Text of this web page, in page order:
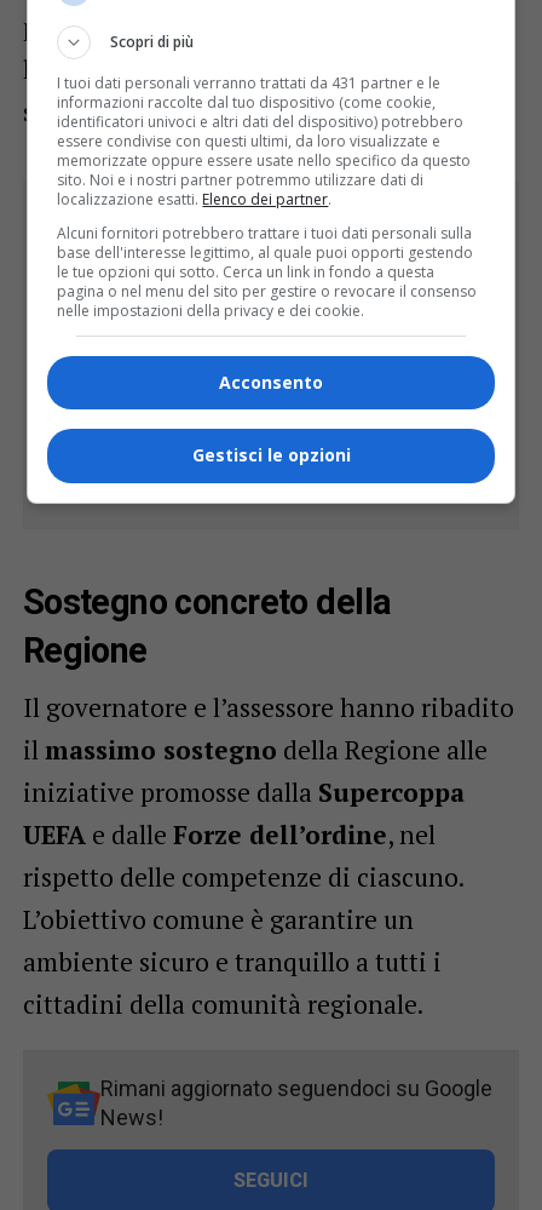
pieno supporto della Regione, coordinerà
le misure necessarie per assicurare lo
svolgimento sereno dell’evento calcistico.
Sostegno concreto della
Regione
Il governatore e l’assessore hanno ribadito
il massimo sostegno della Regione alle
iniziative promosse dalla Supercoppa
UEFAe dalle Forze dell’ordine, nel
rispetto delle competenze di ciascuno.
L’obiettivo comune è garantire un
ambiente sicuro e tranquillo a tutti i
cittadini della comunità regionale.
Rimani aggiornato seguendoci su Google
News!
SEGUICI
Scopri di più
I tuoi dati personali verranno trattati da 431 partner e le
informazioni raccolte dal tuo dispositivo (come cookie,
identificatori univoci e altri dati del dispositivo) potrebbero
essere condivise con questi ultimi, da loro visualizzate e
memorizzate oppure essere usate nello specifico da questo
sito. Noi e i nostri partner potremmo utilizzare dati di
localizzazione esatti. Elenco dei partner.
Alcuni fornitori potrebbero trattare i tuoi dati personali sulla
base dell'interesse legittimo, al quale puoi opporti gestendo
le tue opzioni qui sotto. Cerca un link in fondo a questa
pagina o nel menu del sito per gestire o revocare il consenso
nelle impostazioni della privacy e dei cookie.
Acconsento
Gestisci le opzioni